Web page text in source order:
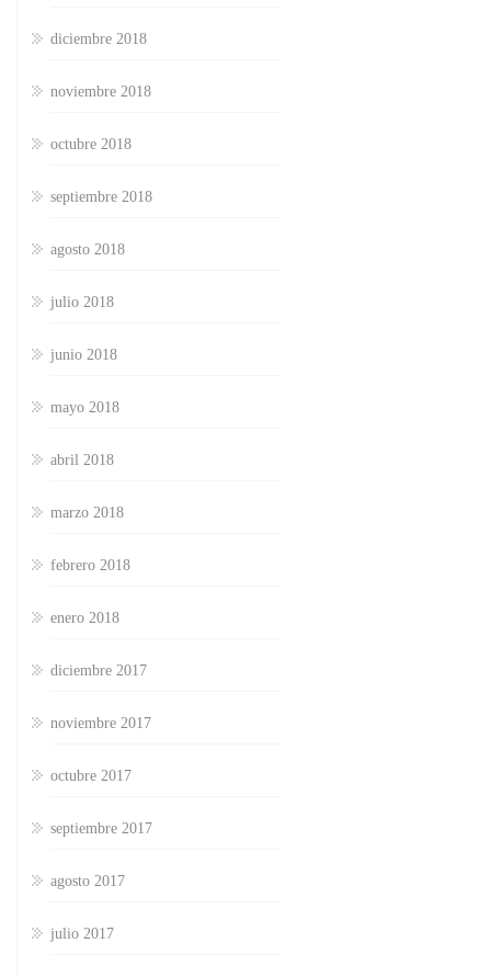
diciembre 2018
noviembre 2018
octubre 2018
septiembre 2018
agosto 2018
julio 2018
junio 2018
mayo 2018
abril 2018
marzo 2018
febrero 2018
enero 2018
diciembre 2017
noviembre 2017
octubre 2017
septiembre 2017
agosto 2017
julio 2017